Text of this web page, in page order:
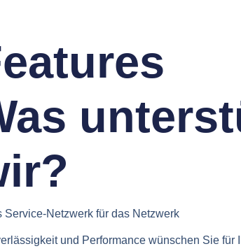
Service-Netzwerk für das Netzwerk
und Performance wünschen Sie für